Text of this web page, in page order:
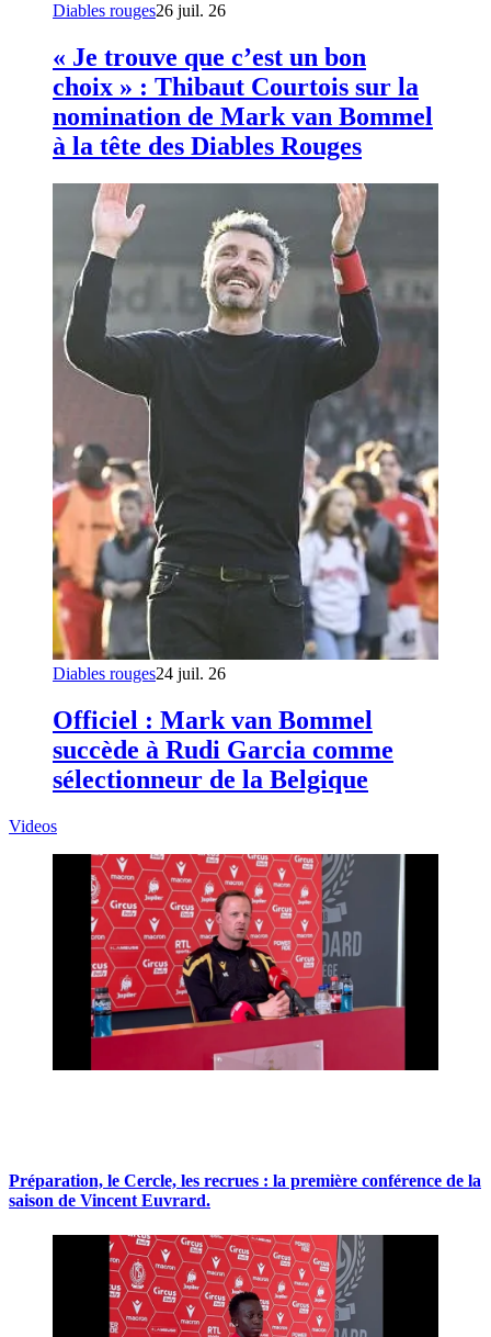
Diables rouges26 juil. 26
« Je trouve que c’est un bon
choix » : Thibaut Courtois sur la
nomination de Mark van Bommel
à la tête des Diables Rouges
Diables rouges24 juil. 26
Officiel : Mark van Bommel
succède à Rudi Garcia comme
sélectionneur de la Belgique
Videos
Préparation, le Cercle, les recrues : la première conférence de la
saison de Vincent Euvrard.